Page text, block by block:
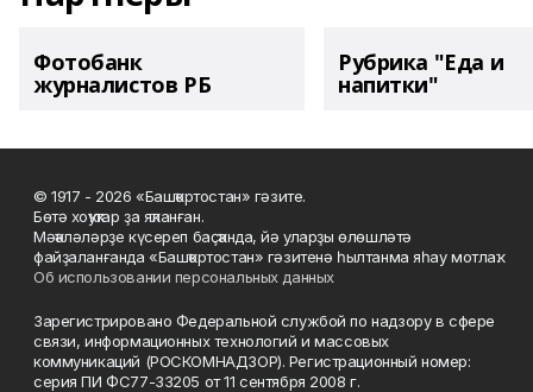
Фотобанк
журналистов РБ
Рубрика "Еда и
напитки"
© 1917 - 2026 «Башҡортостан» гәзите.
Бөтә хоҡуҡтар ҙа яҡланған.
Мәҡәләләрҙе күсереп баҫҡанда, йә уларҙы өлөшләтә
файҙаланғанда «Башҡортостан» гәзитенә һылтанма яһау мотлаҡ.
Об использовании персональных данных
Зарегистрировано Федеральной службой по надзору в сфере
связи, информационных технологий и массовых
коммуникаций (РОСКОМНАДЗОР). Регистрационный номер:
серия ПИ ФС77-33205 от 11 сентября 2008 г.